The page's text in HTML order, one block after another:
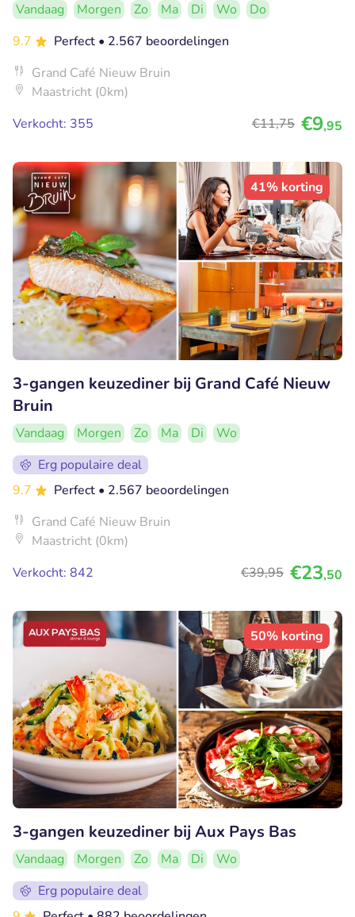
Vandaag Morgen Zo Ma Di Wo
Do
9.7
Perfect • 2.567 beoordelingen
Grand Café Nieuw Bruin
Maastricht (0km)
Verkocht: 355
€11,75 €9,95
41% korting
3-gangen keuzediner bij Grand Café Nieuw
Bruin
Vandaag Morgen Zo Ma Di
Wo
Erg populaire deal
9.7
Perfect • 2.567 beoordelingen
Grand Café Nieuw Bruin
Maastricht (0km)
Verkocht: 842
€39,95 €23,50
50% korting
3-gangen keuzediner bij Aux Pays Bas
Vandaag Morgen Zo Ma Di
Wo
Erg populaire deal